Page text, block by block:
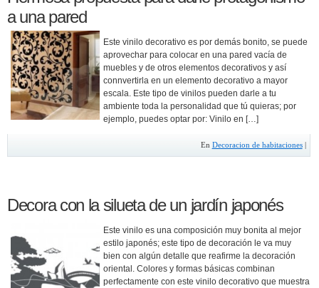
a una pared
Este vinilo decorativo es por demás bonito, se puede
aprovechar para colocar en una pared vacía de
muebles y de otros elementos decorativos y así
connvertirla en un elemento decorativo a mayor
escala. Este tipo de vinilos pueden darle a tu
ambiente toda la personalidad que tú quieras; por
ejemplo, puedes optar por: Vinilo en […]
En Decoracion de habitaciones|
Decora con la silueta de un jardín japonés
Este vinilo es una composición muy bonita al mejor
estilo japonés; este tipo de decoración le va muy
bien con algún detalle que reafirme la decoración
oriental. Colores y formas básicas combinan
perfectamente con este vinilo decorativo que muestra